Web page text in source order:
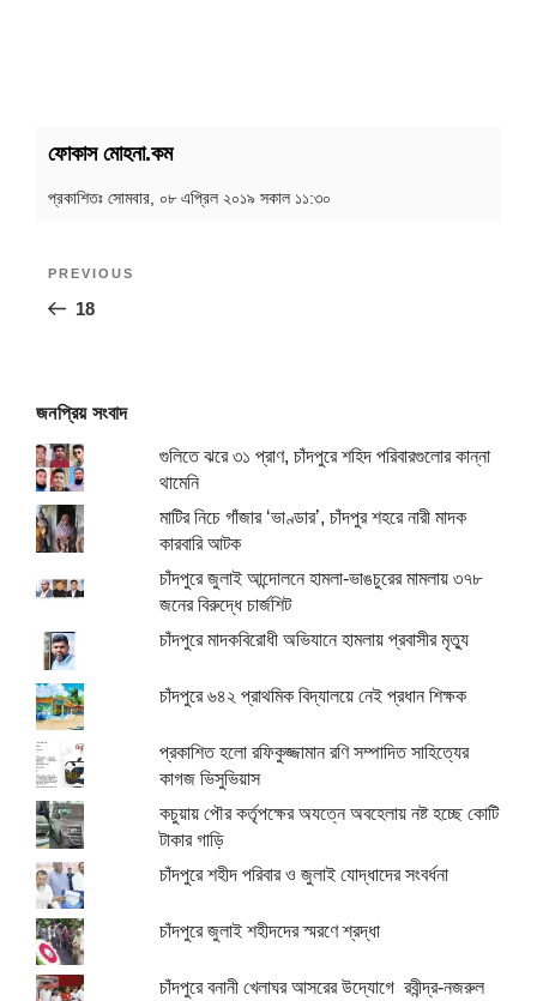
ফোকাস মোহনা.কম
প্রকাশিতঃ সোমবার, ০৮ এপ্রিল ২০১৯ সকাল ১১:৩০
Previous
Post
PREVIOUS
18
জনপ্রিয় সংবাদ
গুলিতে ঝরে ৩১ প্রাণ, চাঁদপুরে শহিদ পরিবারগুলোর কান্না
থামেনি
মাটির নিচে গাঁজার ‘ভাণ্ডার’, চাঁদপুর শহরে নারী মাদক
কারবারি আটক
চাঁদপুরে জুলাই আন্দোলনে হামলা-ভাঙচুরের মামলায় ৩৭৮
জনের বিরুদ্ধে চার্জশিট
চাঁদপুরে মাদকবিরোধী অভিযানে হামলায় প্রবাসীর মৃত্যু
চাঁদপুরে ৬৪২ প্রাথমিক বিদ্যালয়ে নেই প্রধান শিক্ষক
প্রকাশিত হলো রফিকুজ্জামান রণি সম্পাদিত সাহিত্যের
কাগজ ভিসুভিয়াস
কচুয়ায় পৌর কর্তৃপক্ষের অযত্নে অবহেলায় নষ্ট হচ্ছে কোটি
টাকার গাড়ি
চাঁদপুরে শহীদ পরিবার ও জুলাই যোদ্ধাদের সংবর্ধনা
চাঁদপুরে জুলাই শহীদদের স্মরণে শ্রদ্ধা
চাঁদপুরে বনানী খেলাঘর আসরের উদ্যোগে রবীন্দ্র-নজরুল